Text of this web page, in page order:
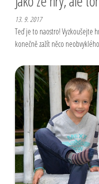
13. 9. 2017
Teď je to naostro! Vyzkoušejte
konečně zažít něco